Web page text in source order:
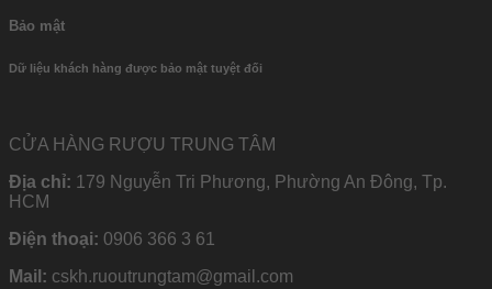
Bảo mật
Dữ liệu khách hàng được bảo mật tuyệt đối
CỬA HÀNG RƯỢU TRUNG TÂM
Địa chỉ: 179 Nguyễn Tri Phương, Phường An Đông, Tp.
HCM
Điện thoại: 0906 366 3 61
Mail: cskh.ruoutrungtam@gmail.com